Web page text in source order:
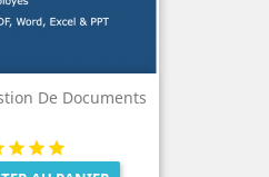
De Documents